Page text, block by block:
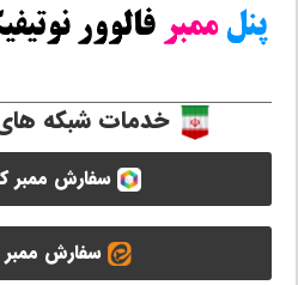
خدمات شبکه های
سفارش ممبر
سفارش ممبر